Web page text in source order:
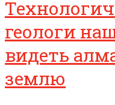
геологи
видеть
землю